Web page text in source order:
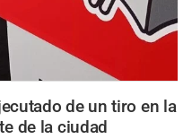
de un tiro en la
de la ciudad